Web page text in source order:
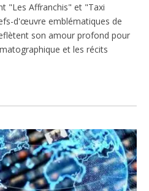
"Les Affranchis" et "Taxi
d'œuvre emblématiques de
son amour profond pour
et les récits